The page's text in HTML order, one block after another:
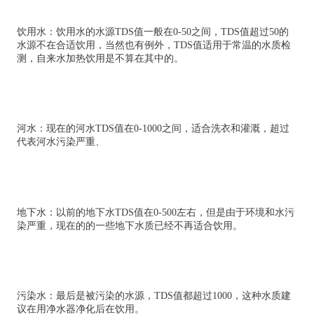
饮用水：饮用水的水源TDS值一般在0-50之间，TDS值超过50的
水源不在合适饮用，当然也有例外，TDS值适用于常温的水质检
测，自来水加热饮用是不算在其中的。
河水：现在的河水TDS值在0-1000之间，适合洗衣和灌溉，超过
代表河水污染严重、
地下水：以前的地下水TDS值在0-500左右，但是由于环境和水污
染严重，现在的的一些地下水质已经不再适合饮用。
污染水：最后是被污染的水源，TDS值都超过1000，这种水质建
议在用净水器净化后在饮用。